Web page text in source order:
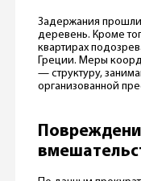
Задержания прошли
деревень. Кроме
квартирах
Греции. Меры
— структуру,
организованной